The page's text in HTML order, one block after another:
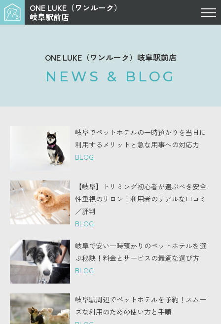
ONE LUKE（ワンルーク）
岐阜駅前店
ONE LUKE（ワンルーク）岐阜駅前店
NEWS & BLOG
岐阜でペットホテルの一時預かりを当日に
利用するメリットと急な用事への対応力
BLOG
【岐阜】トリミング初心者が選ぶべき安全
性重視のサロン！利用者のリアルな口コミ
／評判
BLOG
岐阜で安い一時預かりのペットホテルを選
ぶ秘訣！料金とサービスの最適な選び方
BLOG
岐阜駅周辺でペットホテルを予約！スムー
ズな利用のための使い方と手順